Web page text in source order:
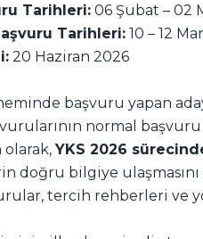
Tarihleri: 06 Şubat – 02
Tarihleri: 10 – 12
20 Haziran 2026
başvuru yapan
normal
YKS 2026
doğru bilgiye
tercih rehberleri ve